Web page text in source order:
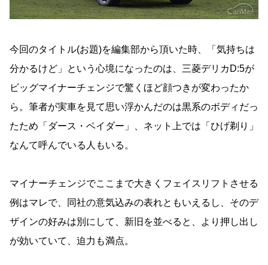
今回のタイトル(お題)を編集部から頂いた時、「気持ちは
分かるけど」という心境になったのは、三菱デリカD:5が
ビッグマイナーチェンジで驚くほど顔つきが変わったか
ら。筆者が実車を見て思い浮かんだのは黒系のボディだっ
たため「ダース・ベイダー」、ネット上では「ひげ剃り」
なんて呼んでいる人もいる。
マイナーチェンジでここまで大きくフェイスリフトさせる
例はマレで、同社の意気込みの表れともいえるし、そのデ
ザインの好みは別にして、新旧を並べると、より押し出し
が効いていて、迫力も満点。